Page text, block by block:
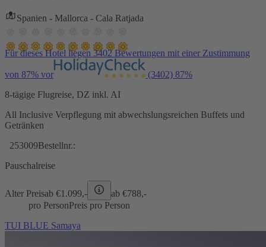
Spanien - Mallorca - Cala Ratjada
Für dieses Hotel liegen 3402 Bewertungen mit einer Zustimmung
von 87% vor (3402) 87%
8-tägige Flugreise, DZ inkl. AI
All Inclusive Verpflegung mit abwechslungsreichen Buffets und
Getränken
253009Bestellnr.:
Pauschalreise
Alter Preisab €1.099,- ab €788,-
pro PersonPreis pro Person
TUI BLUE Samaya